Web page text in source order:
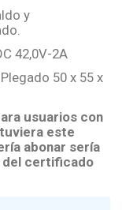
y
42,0V-2A
50 x 55 x
usuarios con
este
abonar sería
del certificado